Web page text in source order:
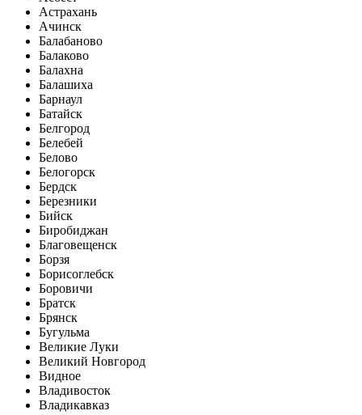
Астрахань
Ачинск
Балабаново
Балаково
Балахна
Балашиха
Барнаул
Батайск
Белгород
Белебей
Белово
Белогорск
Бердск
Березники
Бийск
Биробиджан
Благовещенск
Борзя
Борисоглебск
Боровичи
Братск
Брянск
Бугульма
Великие Луки
Великий Новгород
Видное
Владивосток
Владикавказ